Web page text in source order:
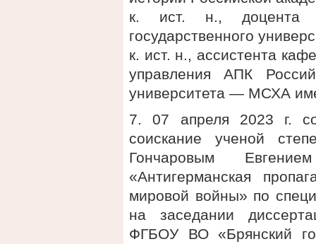
к. ист. н., доцента
государственного
к. ист. н., ассистента
управления АПК
университета — МСХА
7. 07 апреля 2023 г.
соискание ученой
Гончаровым
«Антигерманская
мировой войны» по
на заседании
ФГБОУ ВО «Брянский